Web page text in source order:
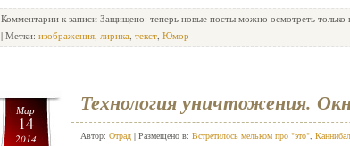
Комментарии к записи Защищено: теперь новые посты можно осмотреть только
| Метки: изображения, лирика, текст, Юмор
Мар
14
2014
Технология уничтожения.
Автор: Отрад | Размещено в: Встретилось мельком про "это",